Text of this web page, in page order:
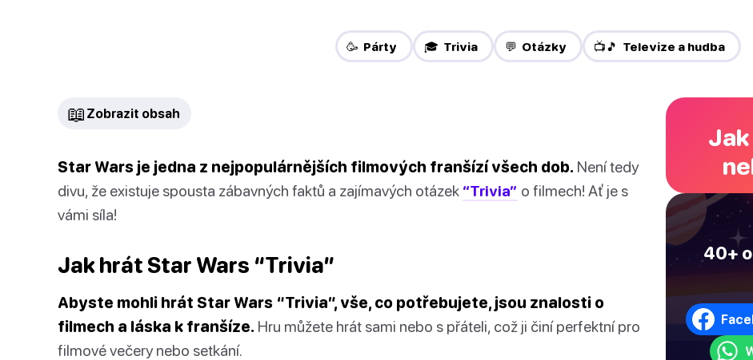
🥳 Párty 🎓 Trivia 💬 Otázky 📺🎵 Televize a hudba
📖 Zobrazit obsah
Star Wars je jedna z nejpopulárnějších filmových franšízí všech dob. Není tedy
divu, že existuje spousta zábavných faktů a zajímavých otázek “Trivia” o filmech! Ať je s
vámi síla!
Jak hrát Star Wars “Trivia”
Abyste mohli hrát Star Wars “Trivia”, vše, co potřebujete, jsou znalosti o
filmech a láska k franšíze. Hru můžete hrát sami nebo s přáteli, což ji činí perfektní pro
filmové večery nebo setkání.
40+